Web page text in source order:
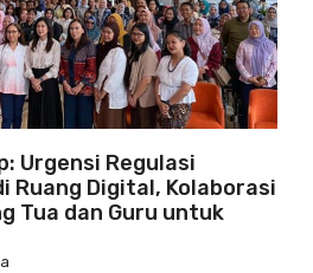
Urgensi Regulasi
Ruang Digital, Kolaborasi
Tua dan Guru untuk